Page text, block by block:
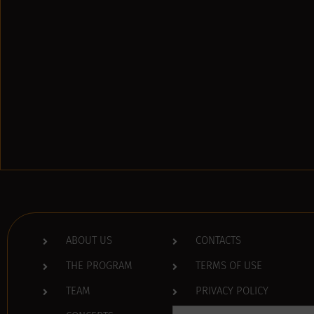
ABOUT US
THE PROGRAM
TEAM
CONTACTS
TERMS OF USE
PRIVACY POLICY
Search